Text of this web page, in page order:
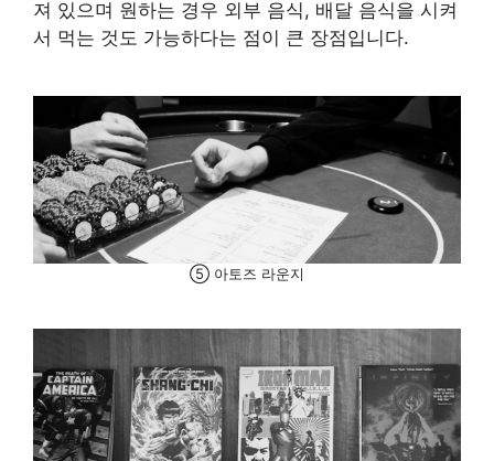
져 있으며 원하는 경우 외부 음식, 배달 음식을 시켜
서 먹는 것도 가능하다는 점이 큰 장점입니다.
⑤ 아토즈 라운지